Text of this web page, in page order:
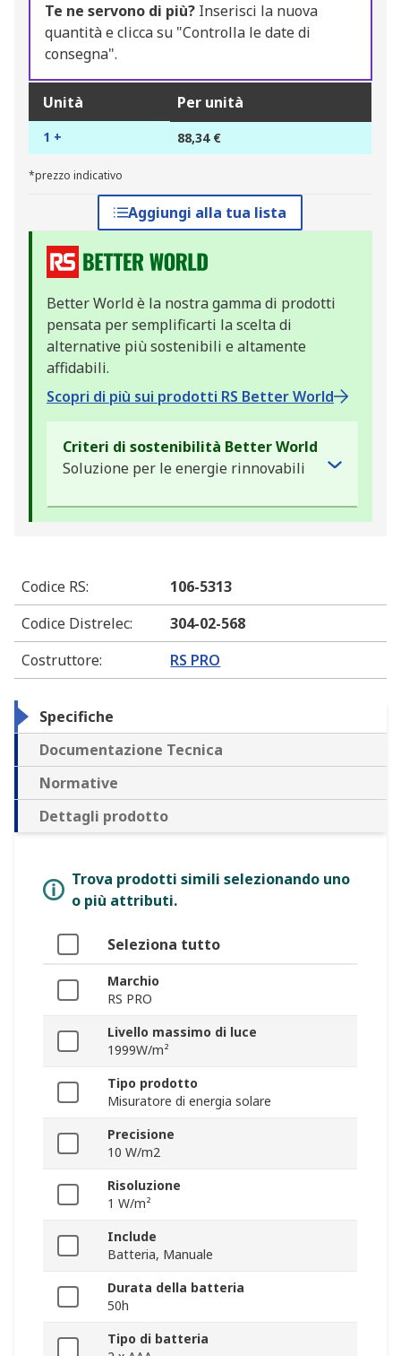
Te ne servono di più? Inserisci la nuova
quantità e clicca su "Controlla le date di
consegna".
Unità Per unità
1 + 88,34 €
*prezzo indicativo
Aggiungi alla tua lista
Better World è la nostra gamma di prodotti
pensata per semplificarti la scelta di
alternative più sostenibili e altamente
affidabili.
Scopri di più sui prodotti RS Better World
Criteri di sostenibilità Better World
Soluzione per le energie rinnovabili
Codice RS:
106-5313
Codice Distrelec:
304-02-568
Costruttore: RS PRO
Specifiche
Documentazione Tecnica
Normative
Dettagli prodotto
Trova prodotti simili selezionando uno
o più attributi.
Seleziona tutto
Marchio
RS PRO
Livello massimo di luce
1999W/m²
Tipo prodotto
Misuratore di energia solare
Precisione
10 W/m2
Risoluzione
1 W/m²
Include
Batteria, Manuale
Durata della batteria
50h
Tipo di batteria